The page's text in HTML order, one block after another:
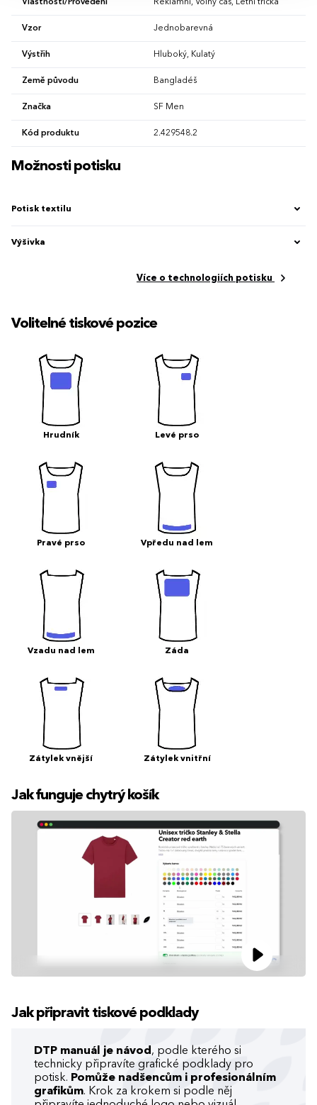
Vlastnosti/Provedení Reklamní, Volný čas, Letní trička
Vzor Jednobarevná
Výstřih Hluboký, Kulatý
Země původu Bangladéš
Značka SF Men
Kód produktu 2.429548.2
Možnosti potisku
Potisk textilu
Výšivka
Více o technologiích potisku
Volitelné tiskové pozice
Hrudník Levé prso
Pravé prso Vpředu nad lem
Vzadu nad lem Záda
Zátylek vnější Zátylek vnitřní
Jak funguje chytrý košík
Jak připravit tiskové podklady
DTP manuál je návod , podle kterého si
technicky připravíte grafické podklady pro
potisk. Pomůže nadšencům i profesionálním
grafikům. Krok za krokem si podle něj